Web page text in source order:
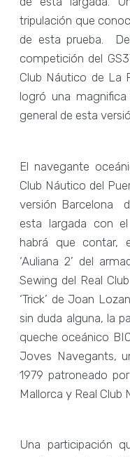
tripulación que
de esta prueba.
competición del
Club Náutico de La
logró una
general de esta
El navegante
Club Náutico del
versión Barcelona
esta largada con el
habrá que
‘Auliana 2’ del
Sewing del Real
‘Trick’ de Joan
sin duda alguna, la
queche oceánico
Joves Navegants,
1979 patroneado
Mallorca y Real Club
Una participación